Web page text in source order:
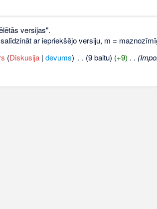
versijas".
ar iepriekšējo versiju, m =
(Diskusija| devums) . . (9 baitu) (+9) . .